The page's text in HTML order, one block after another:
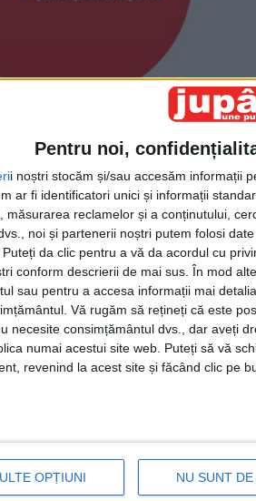
Pentru noi,
i noștri stocăm și/sau accesăm informații
ar fi identificatori unici și informații
măsurarea reclamelor și a conținutului,
noi și partenerii noștri putem folosi
da clic pentru a vă da acordul cu
conform descrierii de mai sus. În mod
sau pentru a accesa informații mai
Vă rugăm să rețineți că este
necesite consimțământul dvs., dar aveți
numai acestui site web. Puteți să vă
revenind la acest site și făcând clic pe
OPȚIUNI NU SUNT
la licitația organizată de
din cartierul Burdujeni Sat.
la oraș, și nu la țară. Apoi, au și ei
nu există posibilitatea unui Rafael.